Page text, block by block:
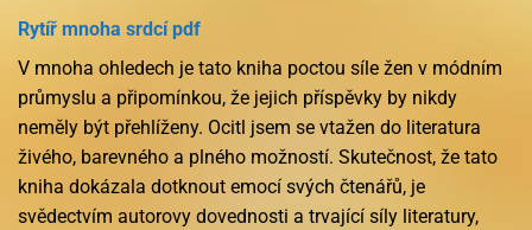
Rytíř mnoha srdcí pdf
V mnoha ohledech je tato kniha poctou síle žen v módním
průmyslu a připomínkou, že jejich příspěvky by nikdy
neměly být přehlíženy. Ocitl jsem se vtažen do literatura
živého, barevného a plného možností. Skutečnost, že tato
kniha dokázala dotknout emocí svých čtenářů, je
svědectvím autorovy dovednosti a trvající síly literatury,